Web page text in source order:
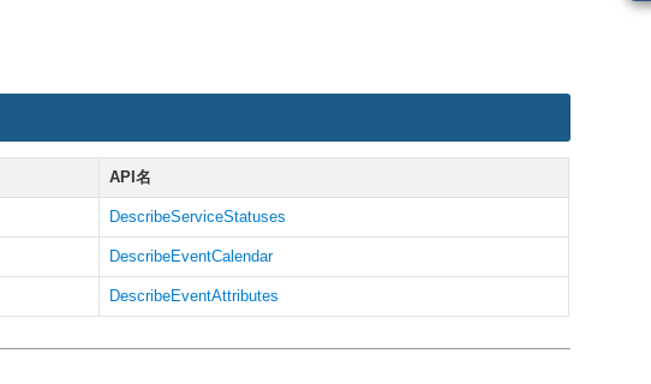
API名
DescribeServiceStatuses
DescribeEventCalendar
DescribeEventAttributes